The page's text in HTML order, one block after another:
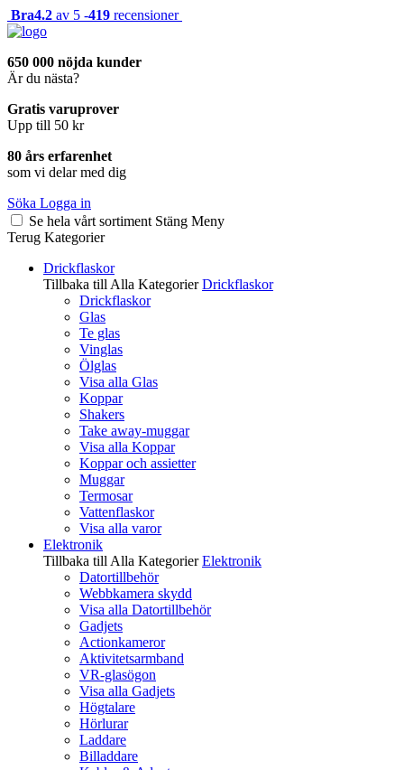
Bra4.2 av 5 -419 recensioner
650 000 nöjda kunder
Är du nästa?
Gratis varuprover
Upp till 50 kr
80 års erfarenhet
som vi delar med dig
Söka Logga in
Se hela vårt sortiment Stäng Meny
Terug Kategorier
Drickflaskor
Tillbaka till Alla Kategorier Drickflaskor
Drickflaskor
Glas
Te glas
Vinglas
Ölglas
Visa alla Glas
Koppar
Shakers
Take away-muggar
Visa alla Koppar
Koppar och assietter
Muggar
Termosar
Vattenflaskor
Visa alla varor
Elektronik
Tillbaka till Alla Kategorier Elektronik
Datortillbehör
Webbkamera skydd
Visa alla Datortillbehör
Gadjets
Actionkameror
Aktivitetsarmband
VR-glasögon
Visa alla Gadjets
Högtalare
Hörlurar
Laddare
Billaddare